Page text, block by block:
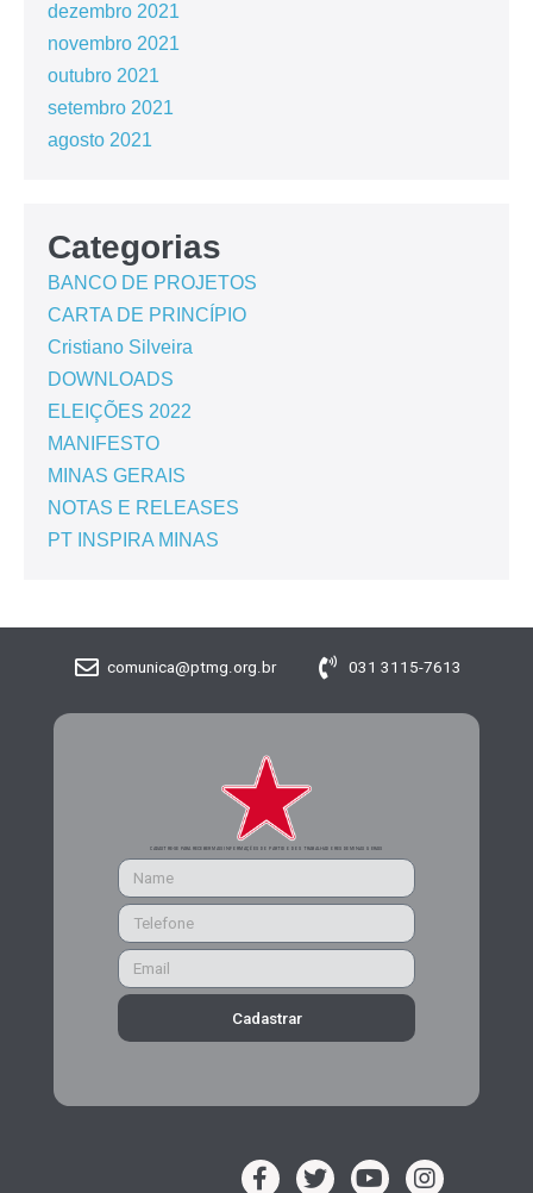
dezembro 2021
novembro 2021
outubro 2021
setembro 2021
agosto 2021
Categorias
BANCO DE PROJETOS
CARTA DE PRINCÍPIO
Cristiano Silveira
DOWNLOADS
ELEIÇÕES 2022
MANIFESTO
MINAS GERAIS
NOTAS E RELEASES
PT INSPIRA MINAS
comunica@ptmg.org.br 031 3115-7613
CADASTRE-SE PARA RECEBER MAIS INFORMAÇÕES DO PARTIDO DOS TRABALHADORES DE MINAS GERAIS
Cadastrar